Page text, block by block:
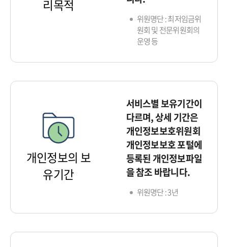
리목적
위원명단 : 최저임금위
원회 및 전문위원회의
운영 등
개인정보의 보
유기간
서비스별 보유기간이
다르며, 상세 기간은
개인정보보호위원회
개인정보보호 포털에
등록된 개인정보파일
을 참조 바랍니다.
위원명단 : 3년